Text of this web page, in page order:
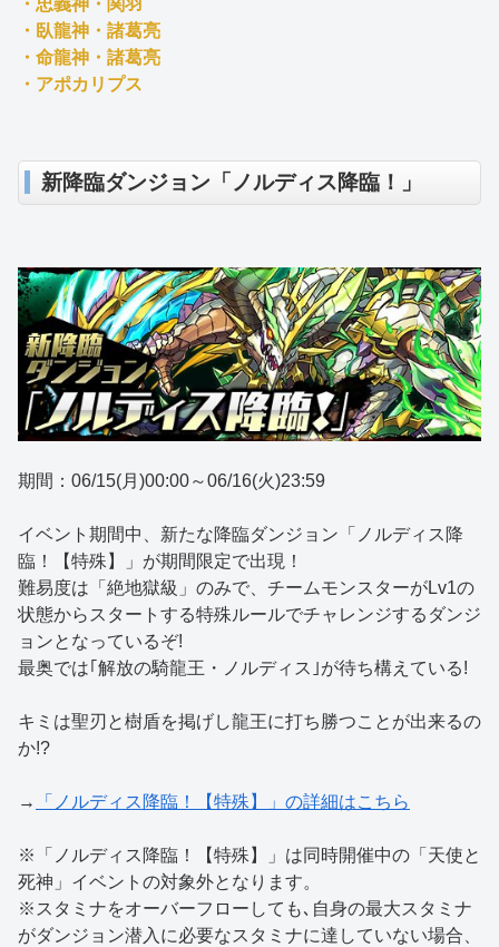
・忠義神・関羽
・臥龍神・諸葛亮
・命龍神・諸葛亮
・アポカリプス
新降臨ダンジョン「ノルディス降臨！」
期間：06/15(月)00:00～06/16(火)23:59
イベント期間中、新たな降臨ダンジョン「ノルディス降
臨！【特殊】」が期間限定で出現！
難易度は「絶地獄級」のみで、チームモンスターがLv1の
状態からスタートする特殊ルールでチャレンジするダンジ
ョンとなっているぞ!
最奥では｢解放の騎龍王・ノルディス｣が待ち構えている!
キミは聖刃と樹盾を掲げし龍王に打ち勝つことが出来るの
か!?
→ 「ノルディス降臨！【特殊】」の詳細はこちら
※「ノルディス降臨！【特殊】」は同時開催中の「天使と
死神」イベントの対象外となります。
※スタミナをオーバーフローしても､自身の最大スタミナ
がダンジョン潜入に必要なスタミナに達していない場合、